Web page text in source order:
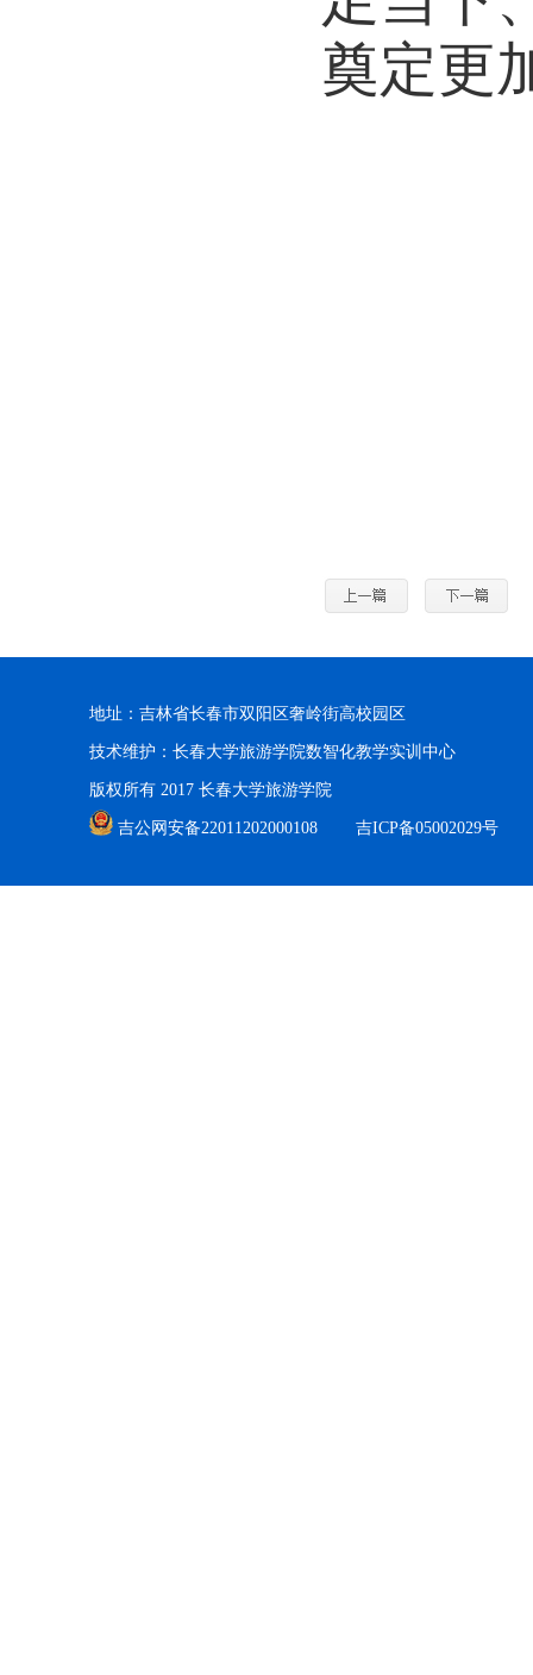
奠定更
地址：吉林省长春市双阳区奢岭街高校园区
技术维护：长春大学旅游学院数智化教学实训中心
版权所有 2017 长春大学旅游学院
吉公网安备22011202000108 吉ICP备05002029号